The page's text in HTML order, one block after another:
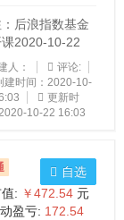
后浪指数基金
2020-10-22
人：
评论:
建时间：2020-10-
更新时
10-22 16:03
: ￥472.54 元
盈亏: 172.54
自选